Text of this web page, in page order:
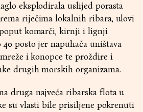
eksplodirala uslijed porasta
riječima lokalnih ribara, ulovi
komarči, kirnji i lignji
40 posto jer napuhača uništava
i konopce te proždire i
drugih morskih organizama.
druga najveća ribarska flota u
su vlasti bile prisiljene pokrenuti